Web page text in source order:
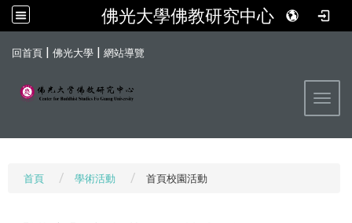
佛光大學佛教研究中心
回首頁 | 佛光大學 | 網站導覽
首頁 學術活動 首頁校園活動